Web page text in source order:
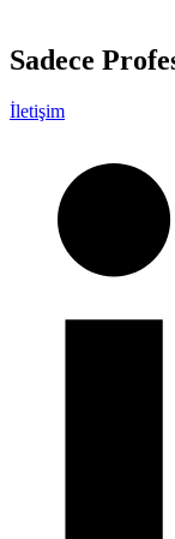
Sadece
İletişim